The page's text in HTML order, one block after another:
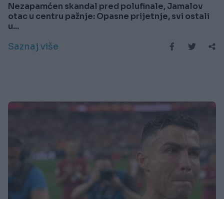
Nezapamćen skandal pred polufinale, Jamalov
otac u centru pažnje: Opasne prijetnje, svi ostali
u...
Saznaj više